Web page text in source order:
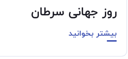
روز جهانی سرطان
بیشتر بخوانید